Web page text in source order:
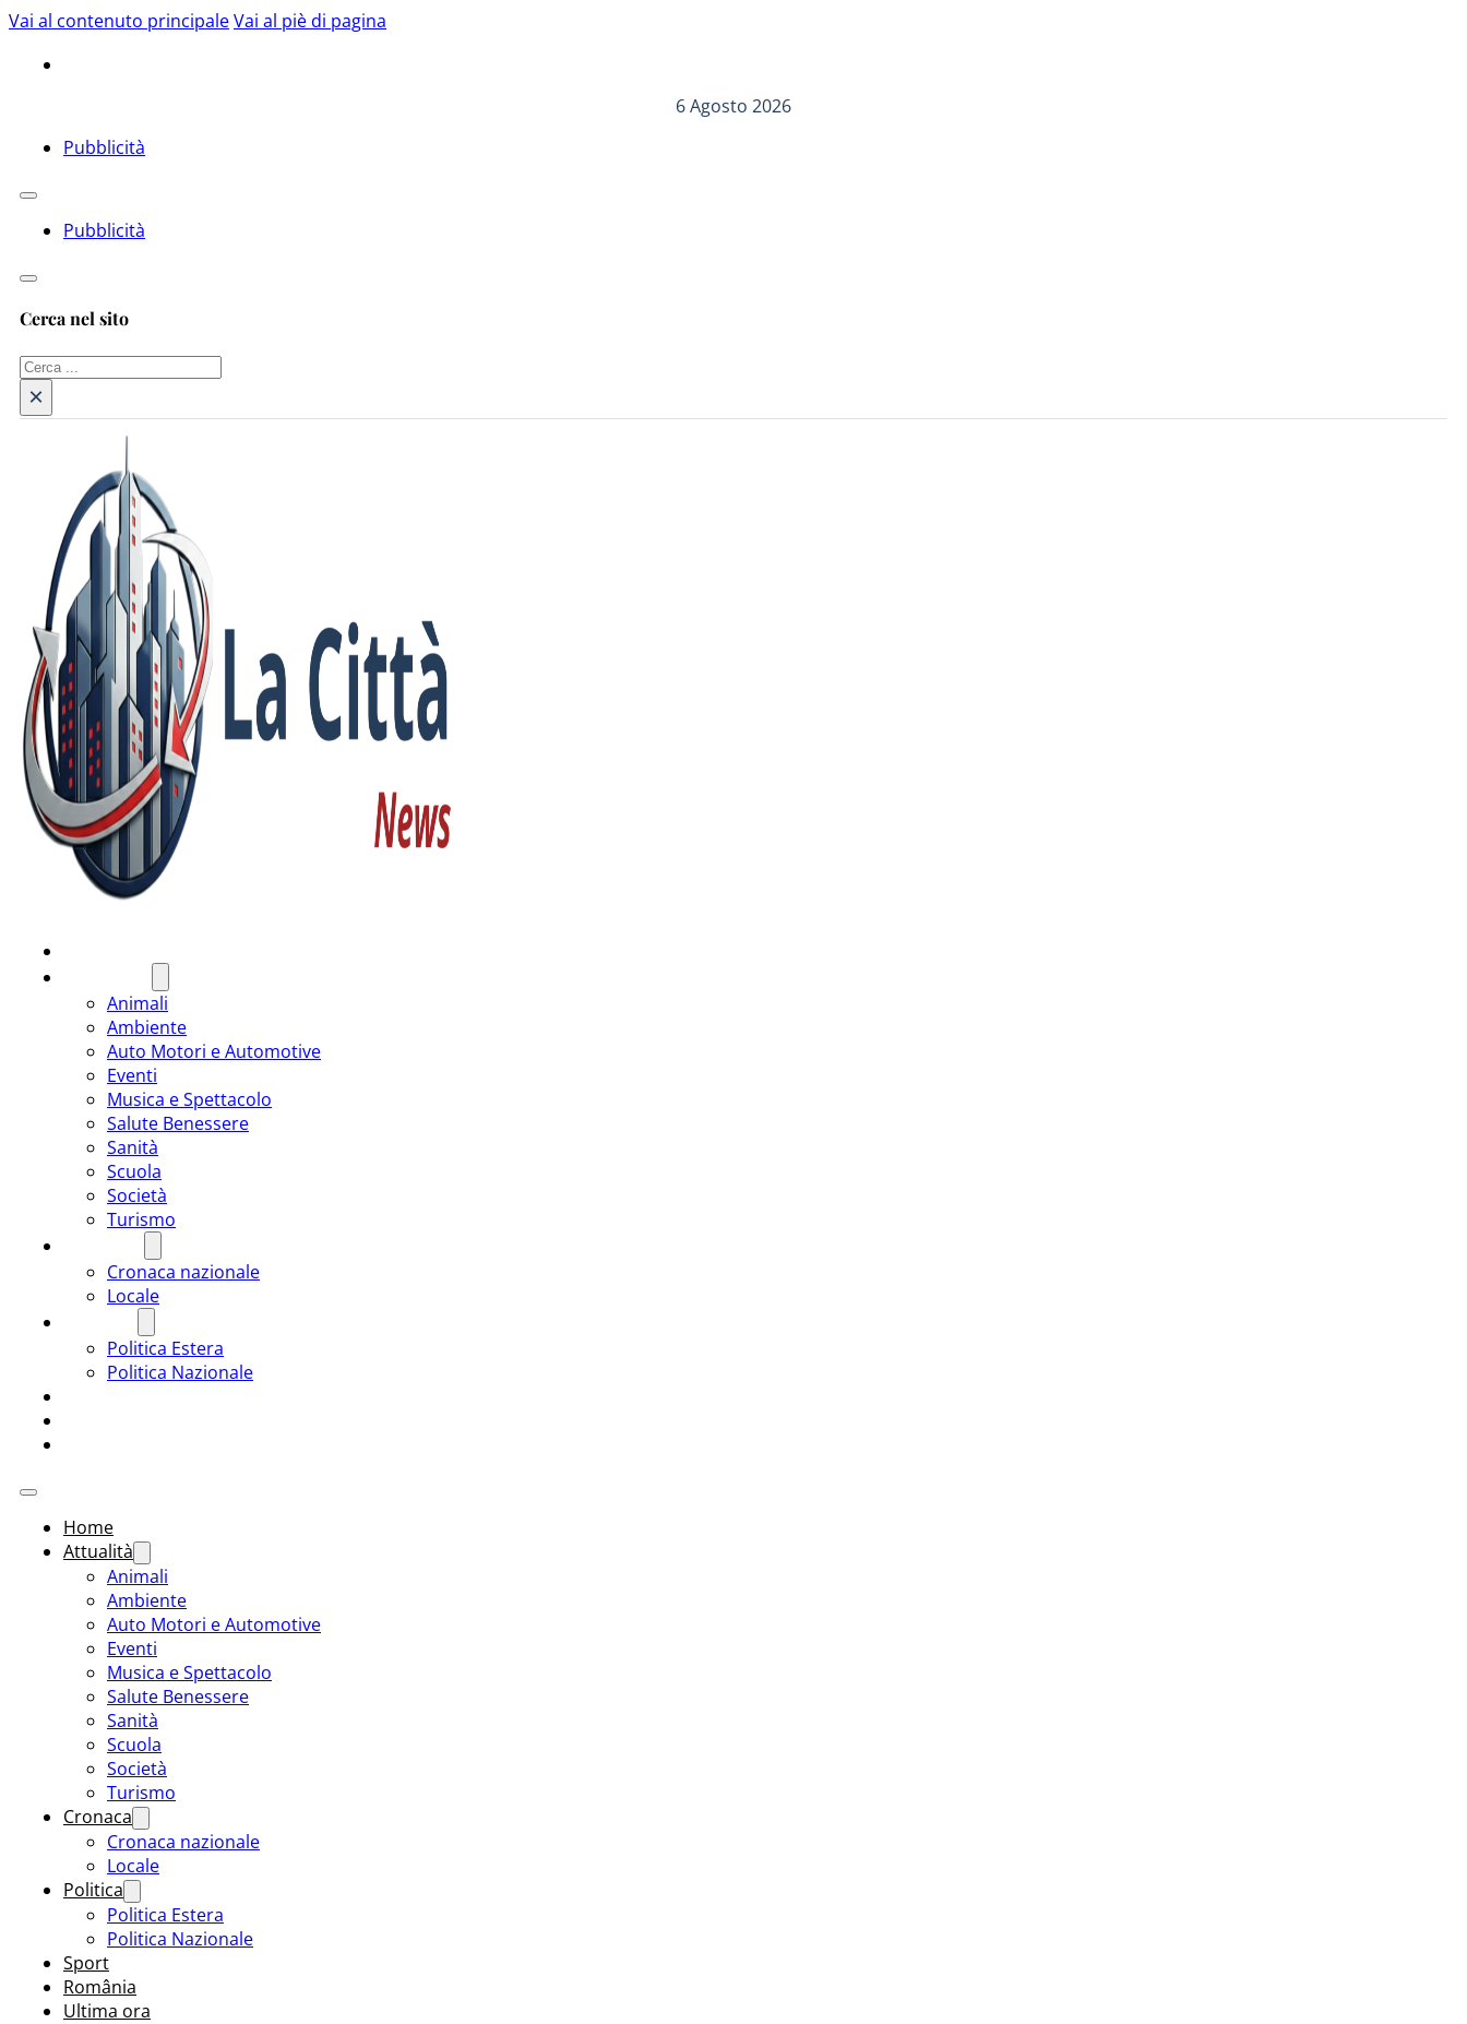
Vai al contenuto principaleVai al piè di pagina
6 Agosto 2026
Pubblicità
Pubblicità
Cerca nel sito
Cerca
×
Animali
Ambiente
Auto Motori e Automotive
Eventi
Musica e Spettacolo
Salute Benessere
Sanità
Scuola
Società
Turismo
Cronaca nazionale
Locale
Politica Estera
Politica Nazionale
Home
Attualità
Animali
Ambiente
Auto Motori e Automotive
Eventi
Musica e Spettacolo
Salute Benessere
Sanità
Scuola
Società
Turismo
Cronaca
Cronaca nazionale
Locale
Politica
Politica Estera
Politica Nazionale
Sport
România
Ultima ora